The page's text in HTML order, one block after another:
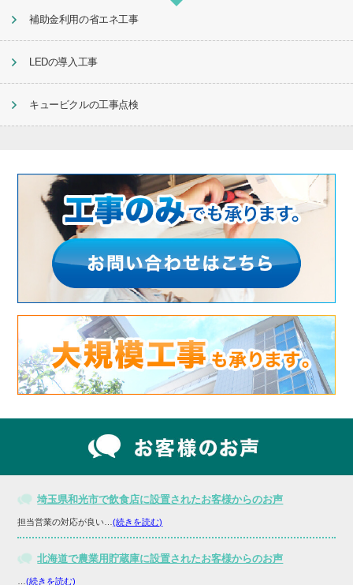
補助金利用の省エネ工事
LEDの導入工事
キュービクルの工事点検
埼玉県和光市で飲食店に設置されたお客様からのお声
担当営業の対応が良い…(続きを読む)
北海道で農業用貯蔵庫に設置されたお客様からのお声
…(続きを読む)